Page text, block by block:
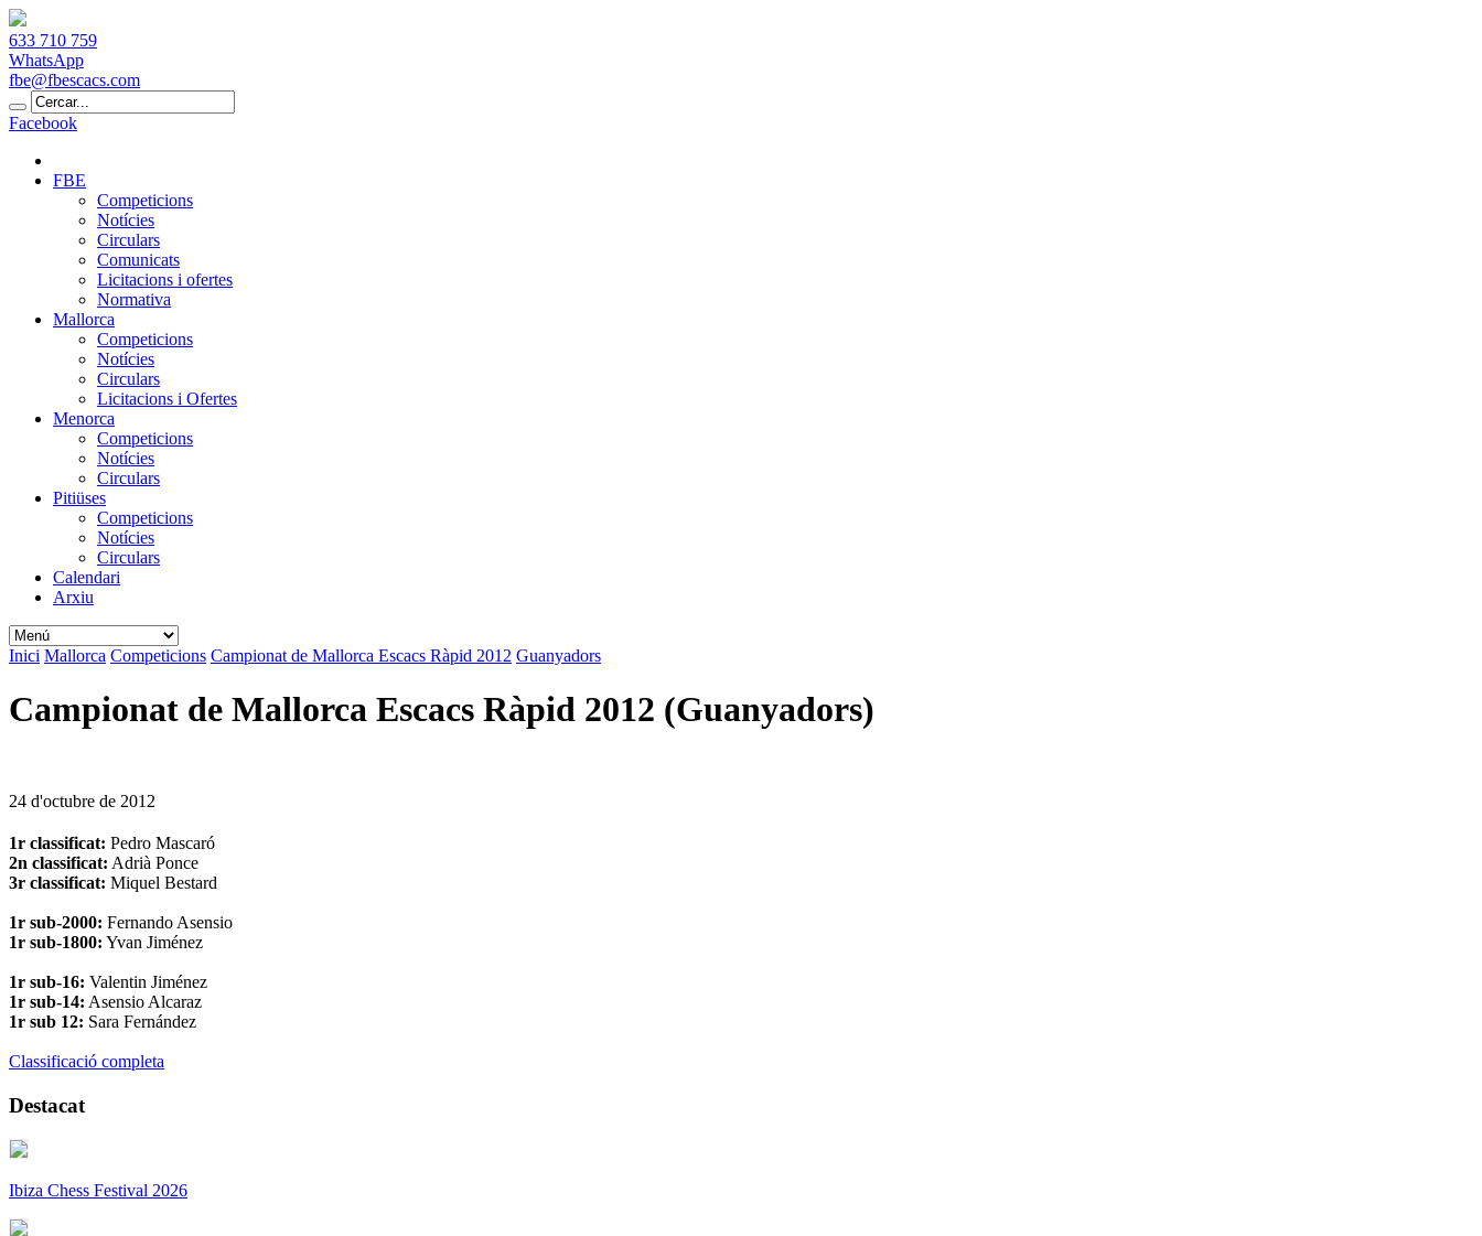
633 710 759
WhatsApp
fbe@fbescacs.com
Facebook
FBE
Competicions
Notícies
Circulars
Comunicats
Licitacions i ofertes
Normativa
Mallorca
Competicions
Notícies
Circulars
Licitacions i Ofertes
Menorca
Competicions
Notícies
Circulars
Pitiüses
Competicions
Notícies
Circulars
Calendari
Arxiu
Inici Mallorca Competicions Campionat de Mallorca Escacs Ràpid 2012 Guanyadors
Campionat de Mallorca Escacs Ràpid 2012 (Guanyadors)
24 d'octubre de 2012
1r classificat: Pedro Mascaró
2n classificat: Adrià Ponce
3r classificat: Miquel Bestard
1r sub-2000: Fernando Asensio
1r sub-1800: Yvan Jiménez
1r sub-16: Valentin Jiménez
1r sub-14: Asensio Alcaraz
1r sub 12: Sara Fernández
Classificació completa
Destacat
Ibiza Chess Festival 2026